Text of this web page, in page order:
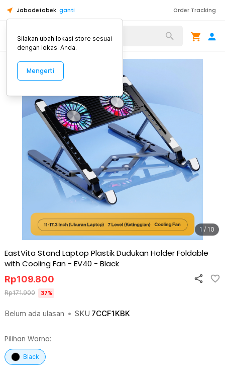
Jabodetabek ganti Order Tracking
Alat Kopi
1 / 10
EastVita Stand Laptop Plastik Dudukan Holder Foldable
with Cooling Fan - EV40 - Black
Belum ada ulasan • SKU 7CCF1KBK
Rp109.800
Rp171.900 37%
Pilihan Warna:
Black
Silakan ubah lokasi store sesuai
dengan lokasi Anda.
Mengerti